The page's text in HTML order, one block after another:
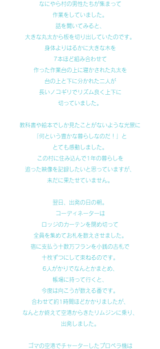
なにやら村の男性たちが集まって
作業をしていました。
話を聞いてみると、
大きな丸太から板を切り出していたのです。
身体よりはるかに大きな木を
7本ほど組み合わせて
作った作業台の上に寝かされた丸太を
台の上と下に分かれた二人が
長いノコギリでリズム良く上下に
切っていました。
教科書や絵本でしか見たことがないような光景に
「何という豊かな暮らしなのだ！」と
とても感動しました。
この村に住み込んで1年の暮らしを
追った映像を記録したいと思っていますが、
未だに果たせていません。
翌日、出発の日の朝。
コーディネーターは
ロッジのカーテンを閉め切って
全員を集めてお札を数えさせました。
宿に支払う十数万フランを小銭の古札で
十枚ずつにして束ねるのです。
6人がかりでなんとかまとめ、
帳場に持って行くと、
今度は向こうが数える番です。
合わせて約1時間ほどかかりましたが、
なんとか終えて空港からきたリムジンに乗り、
出発しました。
ゴマの空港でチャーターしたプロペラ機は